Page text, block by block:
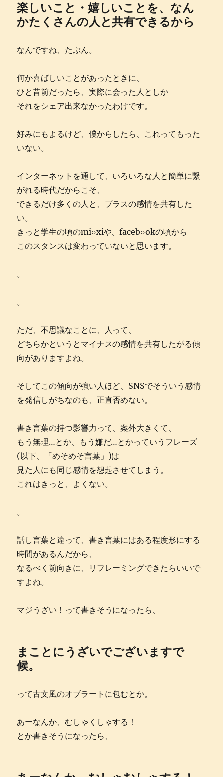
楽しいこと・嬉しいことを、なん
かたくさんの人と共有できるから
なんですね、たぶん。
何か喜ばしいことがあったときに、
ひと昔前だったら、実際に会った人としか
それをシェア出来なかったわけです。
好みにもよるけど、僕からしたら、これってもった
いない。
インターネットを通して、いろいろな人と簡単に繋
がれる時代だからこそ、
できるだけ多くの人と、プラスの感情を共有した
い。
きっと学生の頃のmi○xiや、faceb○okの頃から
このスタンスは変わっていないと思います。
。
。
ただ、不思議なことに、人って、
どちらかというとマイナスの感情を共有したがる傾
向がありますよね。
そしてこの傾向が強い人ほど、SNSでそういう感情
を発信しがちなのも、正直否めない。
書き言葉の持つ影響力って、案外大きくて、
もう無理…とか、もう嫌だ…とかっていうフレーズ
(以下、「めそめそ言葉」)は
見た人にも同じ感情を想起させてしまう。
これはきっと、よくない。
。
話し言葉と違って、書き言葉にはある程度形にする
時間があるんだから、
なるべく前向きに、リフレーミングできたらいいで
すよね。
マジうざい！って書きそうになったら、
まことにうざいでございますで
候。
って古文風のオブラートに包むとか。
あーなんか、むしゃくしゃする！
とか書きそうになったら、